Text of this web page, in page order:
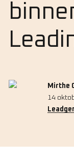
Mirthe
14